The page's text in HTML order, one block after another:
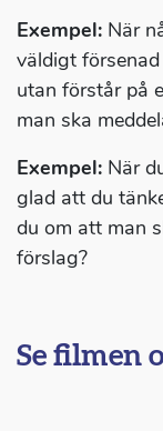
Exempel: När
väldigt
utan förstår på
man ska
Exempel: När
glad att du
du om att man
förslag?
Se filmen